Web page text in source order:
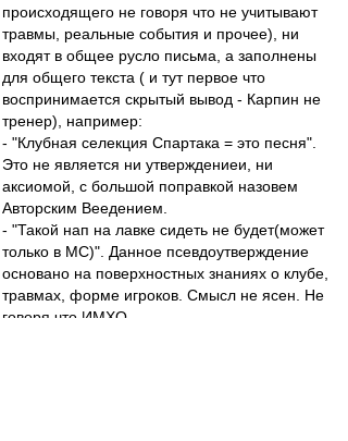
происходящего не говоря что не учитывают
травмы, реальные события и прочее), ни
входят в общее русло письма, а заполнены
для общего текста ( и тут первое что
воспринимается скрытый вывод - Карпин не
тренер), например:
- "Клубная селекция Спартака = это песня".
Это не является ни утверждениеи, ни
аксиомой, с большой поправкой назовем
Авторским Веедением.
- "Такой нап на лавке сидеть не будет(может
только в МС)". Данное псевдоутверждение
основано на поверхностных знаниях о клубе,
травмах, форме игроков. Смысл не ясен. Не
говоря что ИМХО.